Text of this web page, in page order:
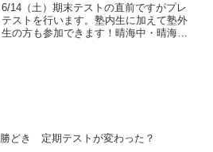
6/14（土）期末テストの直前ですがプレ
テストを行います。塾内生に加えて塾外
生の方も参加できます！晴海中・晴海西
勝どき 定期テストが変わった？